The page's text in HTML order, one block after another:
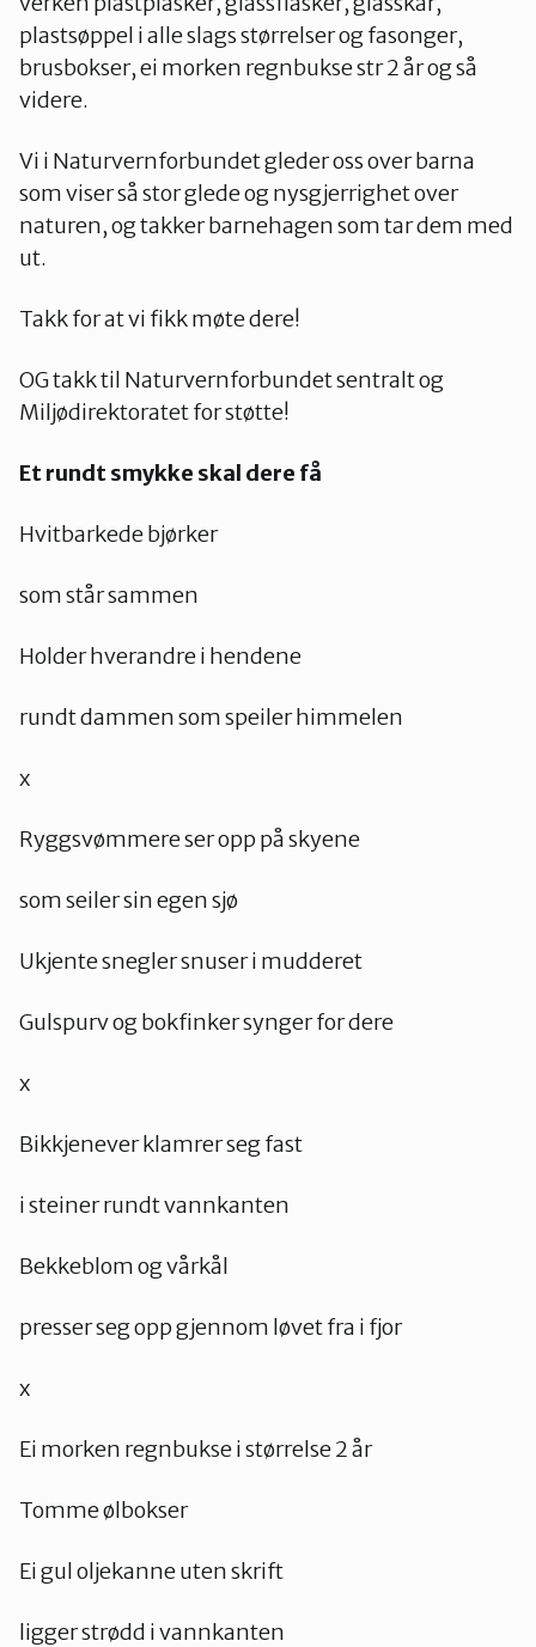
plastsøppel i alle slags størrelser og fasonger,
brusbokser, ei morken regnbukse str 2 år og så
videre.
Vi i Naturvernforbundet gleder oss over barna
som viser så stor glede og nysgjerrighet over
naturen, og takker barnehagen som tar dem med
ut.
Takk for at vi fikk møte dere!
OG takk til Naturvernforbundet sentralt og
Miljødirektoratet for støtte!
Et rundt smykke skal dere få
Hvitbarkede bjørker
som står sammen
Holder hverandre i hendene
rundt dammen som speiler himmelen
x
Ryggsvømmere ser opp på skyene
som seiler sin egen sjø
Ukjente snegler snuser i mudderet
Gulspurv og bokfinker synger for dere
x
Bikkjenever klamrer seg fast
i steiner rundt vannkanten
Bekkeblom og vårkål
presser seg opp gjennom løvet fra i fjor
x
Ei morken regnbukse i størrelse 2 år
Tomme ølbokser
Ei gul oljekanne uten skrift
ligger strødd i vannkanten